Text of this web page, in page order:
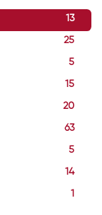
13
25
5
15
20
63
5
14